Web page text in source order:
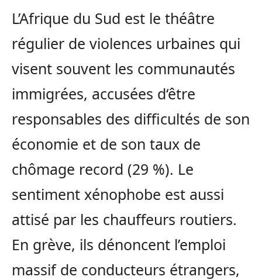
L’Afrique du Sud est le théâtre
régulier de violences urbaines qui
visent souvent les communautés
immigrées, accusées d‘être
responsables des difficultés de son
économie et de son taux de
chômage record (29 %). Le
sentiment xénophobe est aussi
attisé par les chauffeurs routiers.
En grève, ils dénoncent l’emploi
massif de conducteurs étrangers,